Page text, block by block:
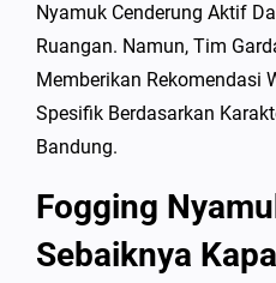
Nyamuk Cenderung Aktif
Ruangan. Namun, Tim
Memberikan Rekomendasi
Spesifik Berdasarkan
Bandung.
Fogging
Sebaiknya